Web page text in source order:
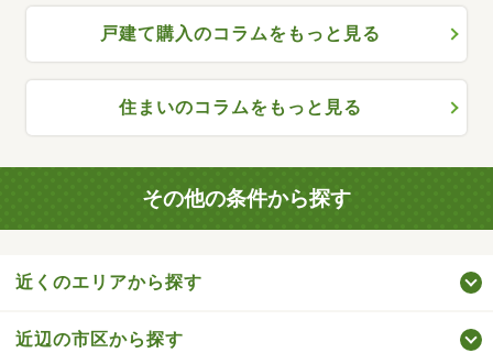
戸建て購入のコラムをもっと見る
住まいのコラムをもっと見る
その他の条件から探す
近くのエリアから探す
近辺の市区から探す